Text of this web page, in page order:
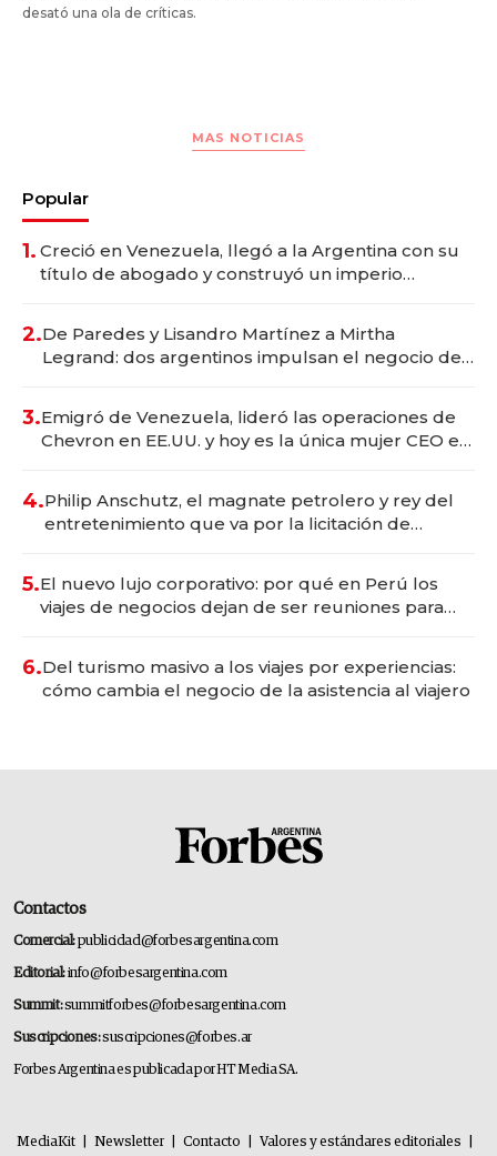
desató una ola de críticas.
MAS NOTICIAS
Popular
1. Creció en Venezuela, llegó a la Argentina con su
título de abogado y construyó un imperio
2.De Paredes y Lisandro Martínez a Mirtha
Legrand: dos argentinos impulsan el negocio del
3.Emigró de Venezuela, lideró las operaciones de
Chevron en EE.UU. y hoy es la única mujer CEO en
4.Philip Anschutz, el magnate petrolero y rey del
entretenimiento que va por la licitación de
5.El nuevo lujo corporativo: por qué en Perú los
viajes de negocios dejan de ser reuniones para
6.Del turismo masivo a los viajes por experiencias:
cómo cambia el negocio de la asistencia al viajero
Contactos
Comercial:publicidad@forbesargentina.com
Editorial:info@forbesargentina.com
Summit:summitforbes@forbesargentina.com
Suscripciones:suscripciones@forbes.ar
Forbes Argentina es publicada por HT Media SA.
MediaKit Newsletter Contacto Valores y estándares editoriales